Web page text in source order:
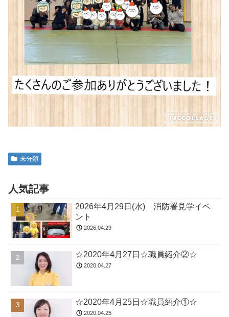
未分類
人気記事
2026年4月29日(水) 消防署見学イベ
ント
2026.04.29
☆2020年4月27日☆職員紹介②☆
2020.04.27
☆2020年4月25日☆職員紹介①☆
2020.04.25